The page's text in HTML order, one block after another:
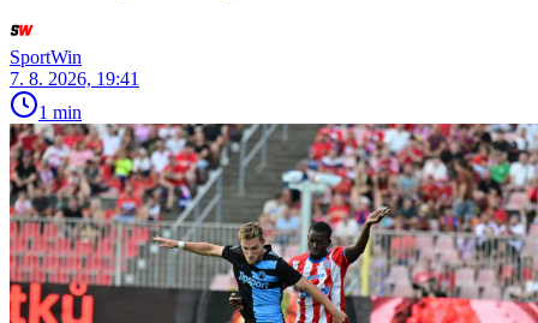
SportWin
7. 8. 2026, 19:41
1 min